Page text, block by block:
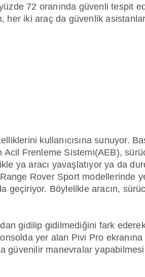
72 oranında güvenli tespit
her iki araç da güvenlik
kullanıcısına sunuyor.
Frenleme Sistemi(AEB),
ya aracı yavaşlatıyor ya da
Rover Sport modellerinde
geçiriyor. Böylelikle aracın,
gidilip gidilmediğini fark
yer alan Pivi Pro ekranına
güvenilir manevralar